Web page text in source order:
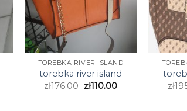
TOREBKA RIVER ISLAND
torebka river island
zł176.00 zł110.00
zł